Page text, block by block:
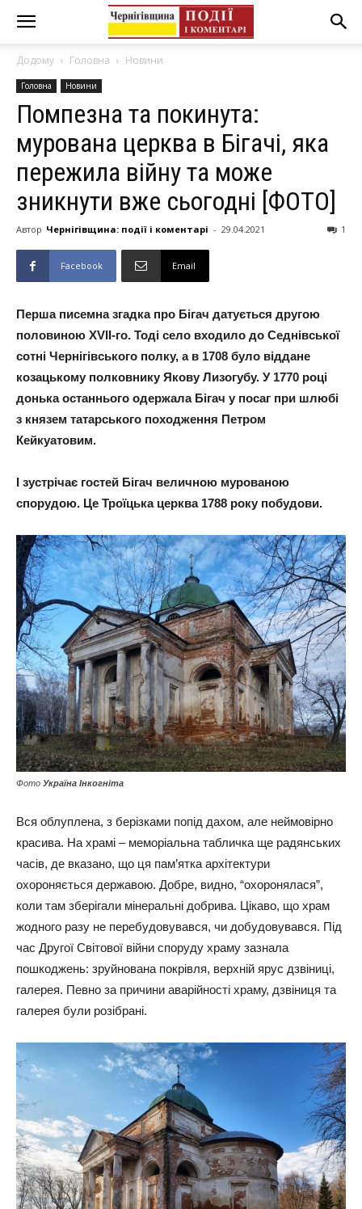
Додому Головна Новини
Головна Новини
Помпезна та покинута:
мурована церква в Бігачі, яка
пережила війну та може
зникнути вже сьогодні [ФОТО]
Автор Чернігівщина: події і коментарі - 29.04.2021 1
Facebook Email
Перша писемна згадка про Бігач датується другою
половиною XVІІ-го. Тоді село входило до Седнівської
сотні Чернігівського полку, а в 1708 було віддане
козацькому полковнику Якову Лизогубу. У 1770 році
донька останнього одержала Бігач у посаг при шлюбі
з князем татарського походження Петром
Кейкуатовим.
І зустрічає гостей Бігач величною мурованою
спорудою. Це Троїцька церква 1788 року побудови.
Фото Україна Інкогніта
Вся облуплена, з берізками попід дахом, але неймовірно
красива. На храмі – меморіальна табличка ще радянських
часів, де вказано, що ця пам’ятка архітектури
охороняється державою. Добре, видно, “охоронялася”,
коли там зберігали мінеральні добрива. Цікаво, що храм
жодного разу не перебудовувався, чи добудовувався. Під
час Другої Світової війни споруду храму зазнала
пошкоджень: зруйнована покрівля, верхній ярус дзвіниці,
галерея. Певно за причини аварійності храму, дзвіниця та
галерея були розібрані.